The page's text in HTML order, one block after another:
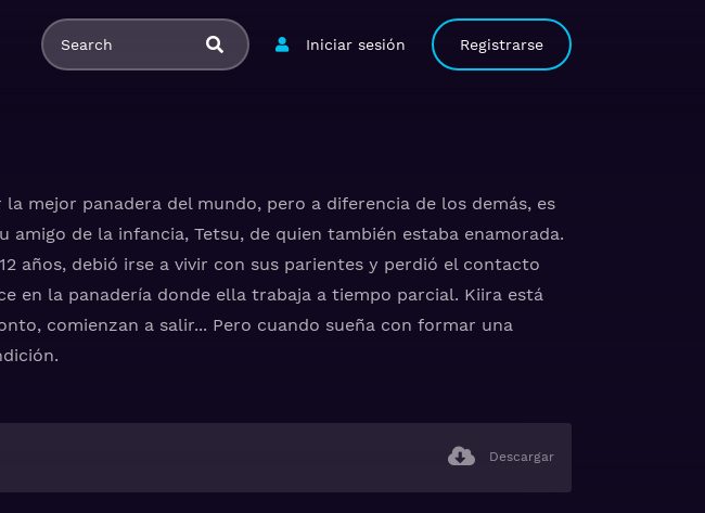
Iniciar sesión Registrarse
mejor panadera del mundo, pero a diferencia de los demás, es
de la infancia, Tetsu, de quien también estaba enamorada.
años, debió irse a vivir con sus parientes y perdió el contacto
en la panadería donde ella trabaja a tiempo parcial. Kiira está
comienzan a salir... Pero cuando sueña con formar una
Descargar